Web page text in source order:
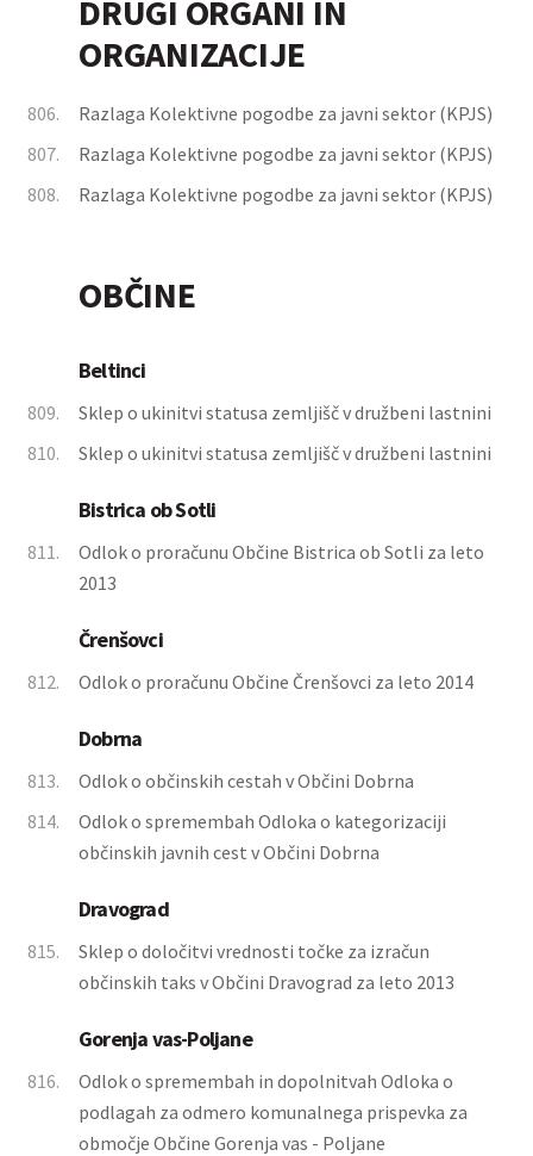
DRUGI ORGANI IN
ORGANIZACIJE
806.
Razlaga Kolektivne pogodbe za javni sektor (KPJS)
807.
Razlaga Kolektivne pogodbe za javni sektor (KPJS)
808.
Razlaga Kolektivne pogodbe za javni sektor (KPJS)
OBČINE
Beltinci
809.
Sklep o ukinitvi statusa zemljišč v družbeni lastnini
810.
Sklep o ukinitvi statusa zemljišč v družbeni lastnini
Bistrica ob Sotli
811.
Odlok o proračunu Občine Bistrica ob Sotli za leto
2013
Črenšovci
812. Odlok o proračunu Občine Črenšovci za leto 2014
Dobrna
813.
Odlok o občinskih cestah v Občini Dobrna
814.
Odlok o spremembah Odloka o kategorizaciji
občinskih javnih cest v Občini Dobrna
Dravograd
815.
Sklep o določitvi vrednosti točke za izračun
občinskih taks v Občini Dravograd za leto 2013
Gorenja vas-Poljane
816.
Odlok o spremembah in dopolnitvah Odloka o
podlagah za odmero komunalnega prispevka za
območje Občine Gorenja vas - Poljane